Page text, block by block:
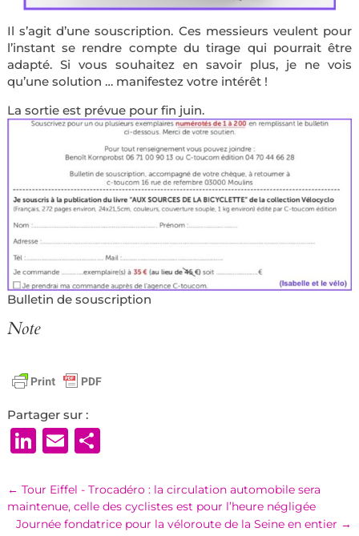
Il s’agit d’une souscription. Ces messieurs veulent pour
l’instant se rendre compte du tirage qui pourrait être
adapté. Si vous souhaitez en savoir plus, je ne vois
qu’une solution … manifestez votre intérêt !
La sortie est prévue pour fin juin.
Bulletin de souscription
Note
Partager sur :
LinkedIn
EmailPartager
← Tour Eiffel - Trocadéro : la circulation automobile sera
maintenue, celle des cyclistes est pour l’heure négligée
Journée fondatrice pour la véloroute de la Seine en entier →